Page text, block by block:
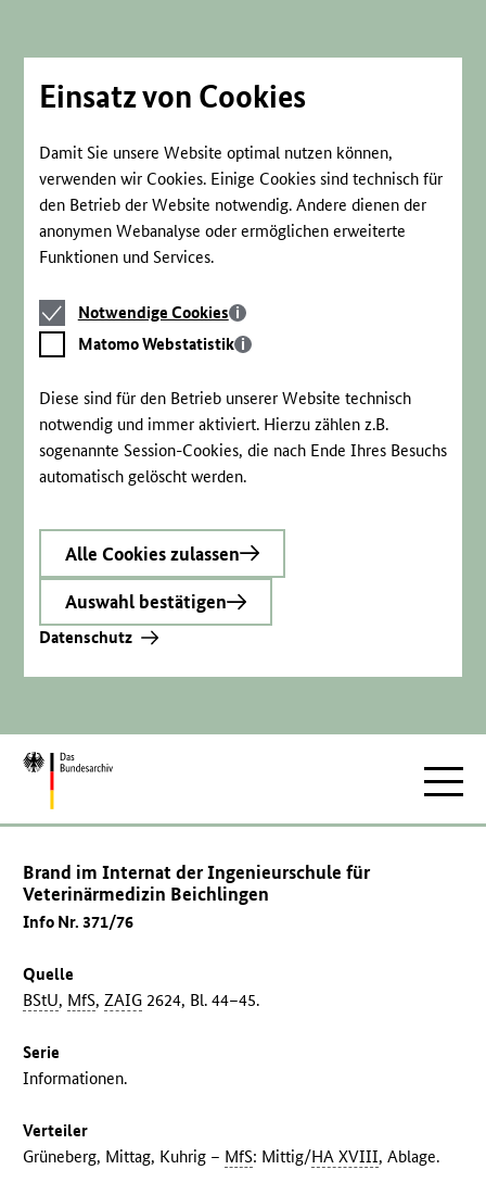
Einsatz von Cookies
Damit Sie unsere Website optimal nutzen können,
verwenden wir Cookies. Einige Cookies sind technisch für
den Betrieb der Website notwendig. Andere dienen der
anonymen Webanalyse oder ermöglichen erweiterte
Funktionen und Services.
Notwendige
Cookies
Notwendige Cookies
Matomo
Webstatistik
Matomo Webstatistik
Diese sind für den Betrieb unserer Website technisch
notwendig und immer aktiviert. Hierzu zählen z.B.
sogenannte Session-Cookies, die nach Ende Ihres Besuchs
automatisch gelöscht werden.
Alle Cookies zulassen
Auswahl bestätigen
Datenschutz
Zur
Brand im Internat der Ingenieurschule für
Veterinärmedizin Beichlingen
Info Nr. 371/76
Quelle
BStU, MfS,ZAIG 2624, Bl. 44–45.
Serie
Informationen.
Verteiler
Grüneberg, Mittag, Kuhrig – MfS: Mittig/HA XVIII, Ablage.